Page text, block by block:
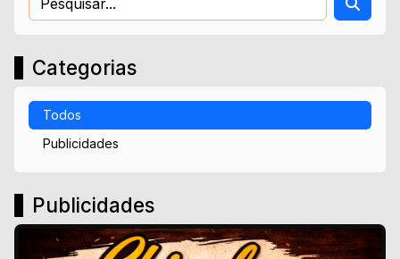
Categorias
Todos
Publicidades
Publicidades